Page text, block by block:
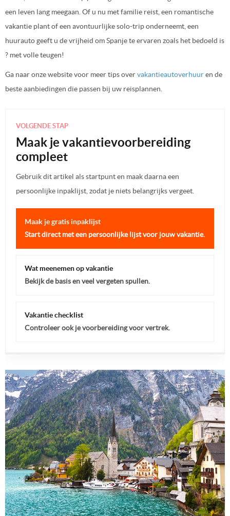
een leven lang meegaan. Of u nu met familie reist, een romantische
vakantie plant of een avontuurlijke solo-trip onderneemt, een
huurauto geeft u de vrijheid om Spanje te ervaren zoals het bedoeld is
? met volle teugen!
Ga naar onze website voor meer tips overvakantieautoverhuuren de
beste aanbiedingen die passen bij uw reisplannen.
VOLGENDE STAP
Maak je vakantievoorbereiding
compleet
Gebruik dit artikel als startpunt en maak daarna een
persoonlijke inpaklijst, zodat je niets belangrijks vergeet.
Maak je gratis inpaklijst
Start direct met een persoonlijke lijst voor jouw vakantie.
Wat meenemen op vakantie
Bekijk de basis en veel vergeten spullen.
Vakantie checklist
Controleer ook je voorbereiding voor vertrek.